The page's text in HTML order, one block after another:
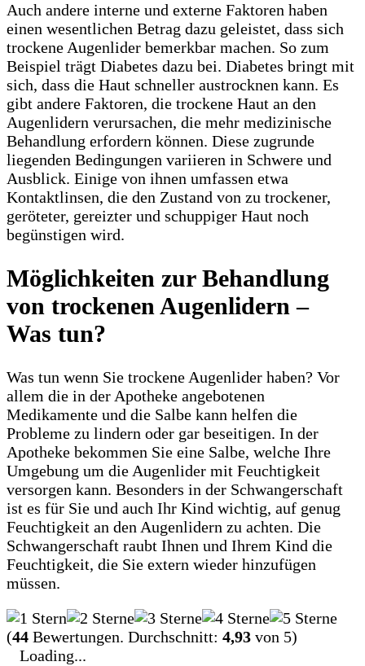
Auch andere interne und externe Faktoren haben
einen wesentlichen Betrag dazu geleistet, dass sich
trockene Augenlider bemerkbar machen. So zum
Beispiel trägt Diabetes dazu bei. Diabetes bringt mit
sich, dass die Haut schneller austrocknen kann. Es
gibt andere Faktoren, die trockene Haut an den
Augenlidern verursachen, die mehr medizinische
Behandlung erfordern können. Diese zugrunde
liegenden Bedingungen variieren in Schwere und
Ausblick. Einige von ihnen umfassen etwa
Kontaktlinsen, die den Zustand von zu trockener,
geröteter, gereizter und schuppiger Haut noch
begünstigen wird.
Möglichkeiten zur Behandlung
von trockenen Augenlidern –
Was tun?
Was tun wenn Sie trockene Augenlider haben? Vor
allem die in der Apotheke angebotenen
Medikamente und die Salbe kann helfen die
Probleme zu lindern oder gar beseitigen. In der
Apotheke bekommen Sie eine Salbe, welche Ihre
Umgebung um die Augenlider mit Feuchtigkeit
versorgen kann. Besonders in der Schwangerschaft
ist es für Sie und auch Ihr Kind wichtig, auf genug
Feuchtigkeit an den Augenlidern zu achten. Die
Schwangerschaft raubt Ihnen und Ihrem Kind die
Feuchtigkeit, die Sie extern wieder hinzufügen
müssen.
(44 Bewertungen. Durchschnitt: 4,93 von 5)
Loading...